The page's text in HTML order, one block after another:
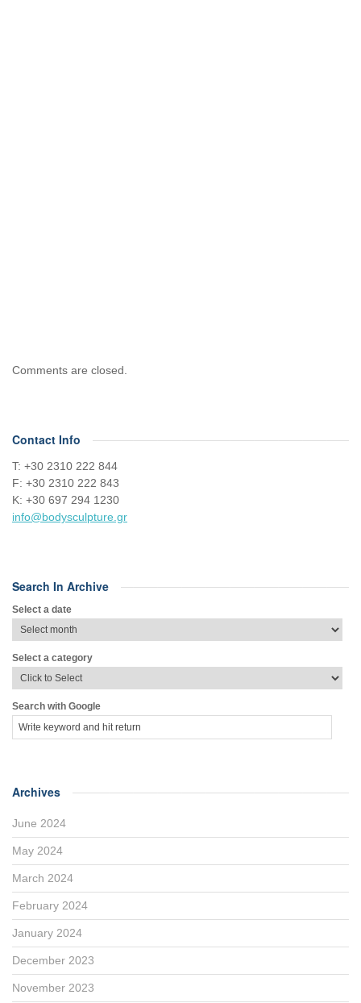
Comments are closed.
Contact Info
Τ: +30 2310 222 844
F: +30 2310 222 843
Κ: +30 697 294 1230
info@bodysculpture.gr
Search In Archive
Select a date
Select a category
Search with Google
Archives
June 2024
May 2024
March 2024
February 2024
January 2024
December 2023
November 2023